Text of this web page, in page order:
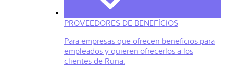
PROVEEDORES DE BENEFÍCIOS
Para empresas que ofrecen beneficios para
empleados y quieren ofrecerlos a los
clientes de Runa.